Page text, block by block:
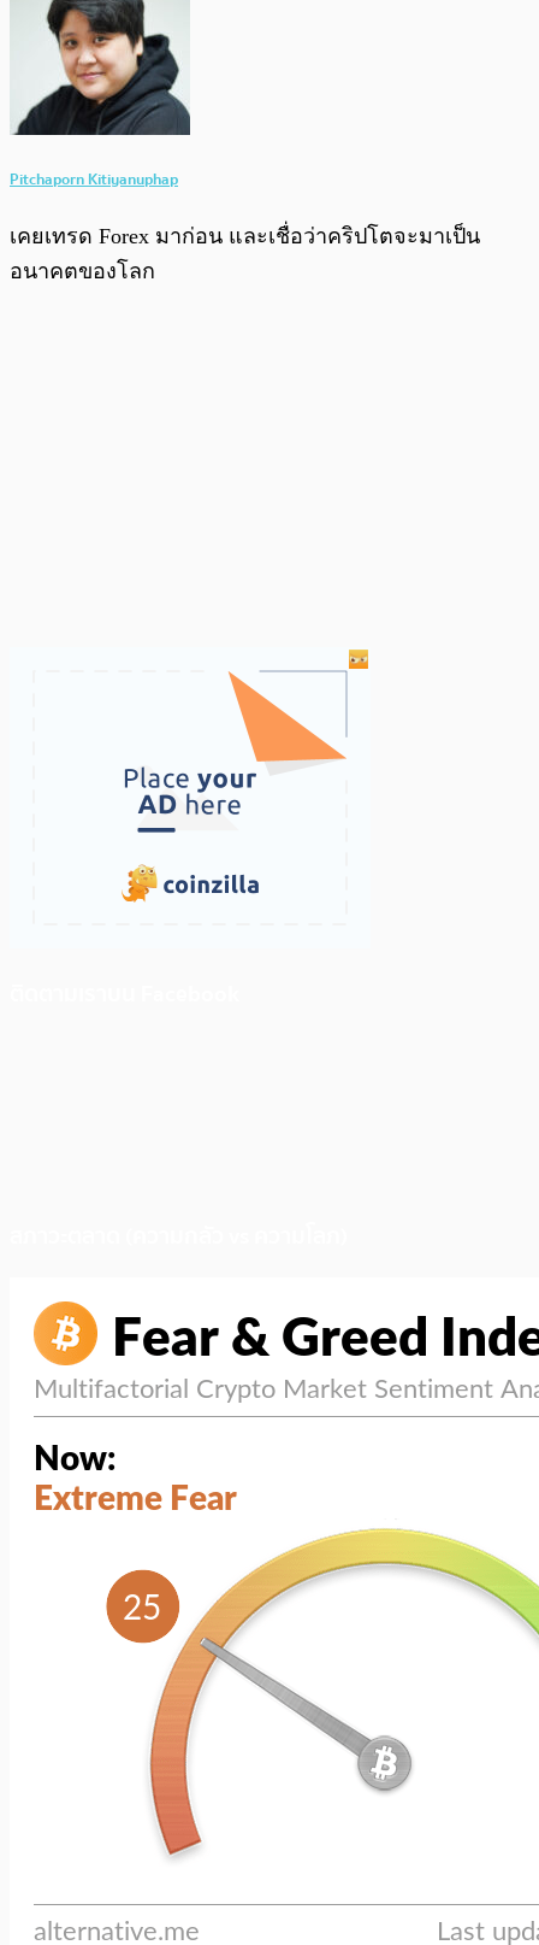
Pitchaporn Kitiyanuphap
เคยเทรด Forex มาก่อน และเชื่อว่าคริปโตจะมาเป็น
อนาคตของโลก